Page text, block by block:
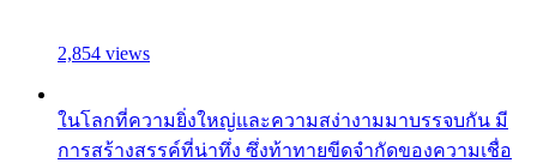
2,854 views
ในโลกที่ความยิ่งใหญ่และความสง่างามมาบรรจบกัน มี
การสร้างสรรค์ที่น่าทึ่ง ซึ่งท้าทายขีดจำกัดของความเชื่อ